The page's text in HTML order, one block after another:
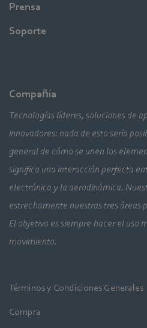
Prensa
Soporte
Compañía
Tecnologías líderes, soluciones de
innovadores: nada de esto sería
general de cómo se unen los
significa una interacción perfecta
electrónica y la aerodinámica.
estrechamente nuestras tres áreas
El objetivo es siempre hacer el uso
movimiento.
Términos y Condiciones Generales
Compra